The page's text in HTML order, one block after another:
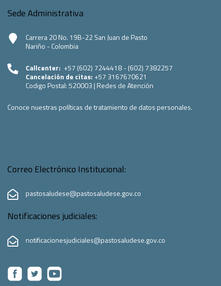
Sede Administrativa
Carrera 20 No. 19B-22 San Juan de Pasto
Nariño - Colombia
Callcenter: +57 (602) 7244418 - (602) 7382257
Cancelación de citas: +57 3167670621
Codigo Postal:520003 | Redes de Atención
Conoce nuestras políticas de tratamiento de datos personales.
Correo Electrónico Institucional:
pastosaludese@pastosaludese.gov.co
Notificaciones judiciales:
notificacionesjudiciales@pastosaludese.gov.co